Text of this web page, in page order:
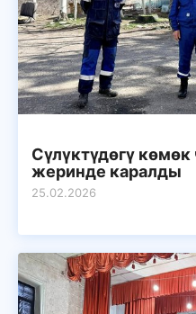
Сүлүктүдөгү
жеринде каралды
25.02.2026